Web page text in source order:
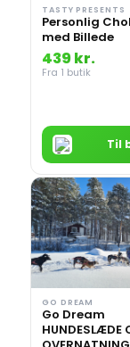
TASTY PRESENTS
Personlig
med Billede
439 kr.
Fra 1 butik
Til
GO DREAM
Go Dream
HUNDESLÆDE